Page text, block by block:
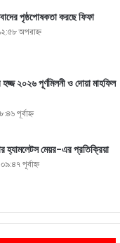
পৃষ্ঠপোষকতা করছে ফিফা
অপরাহ্ণ
২০২৬ পূর্ণমিলনী ও দোয়া মাহফিল
পূর্বাহ্ণ
হ্যামলেটস মেয়র-এর প্রতিক্রিয়া
পূর্বাহ্ণ